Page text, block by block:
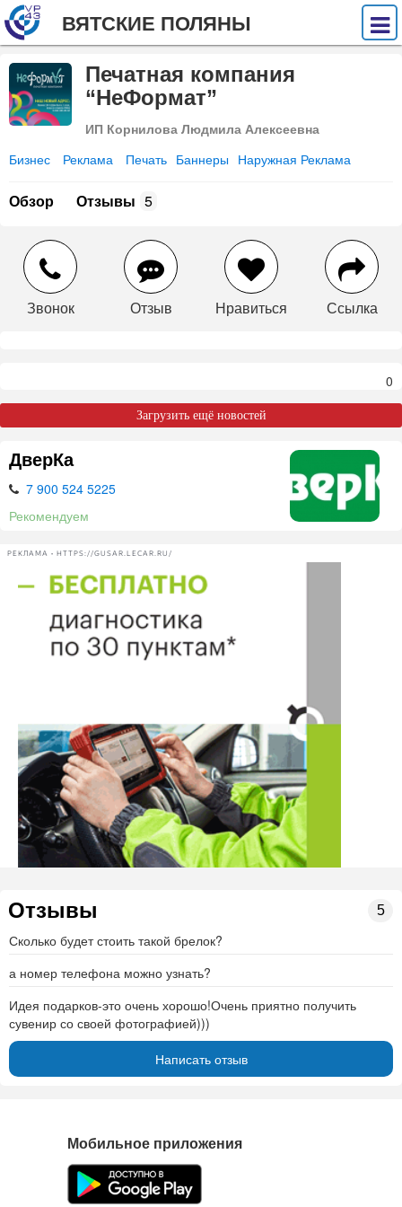
ВЯТСКИЕ ПОЛЯНЫ
Печатная компания
“НеФормат”
ИП Корнилова Людмила Алексеевна
Бизнес Реклама Печать Баннеры Наружная Реклама
Обзор Отзывы 5
Звонок Отзыв Нравиться Ссылка
0
Загрузить ещё новостей
ДверКа
7 900 524 5225
Рекомендуем
РЕКЛАМА • HTTPS://GUSAR.LECAR.RU/
Отзывы 5
Сколько будет стоить такой брелок?
а номер телефона можно узнать?
Идея подарков-это очень хорошо!Очень приятно получить
сувенир со своей фотографией)))
Написать отзыв
Мобильное приложения